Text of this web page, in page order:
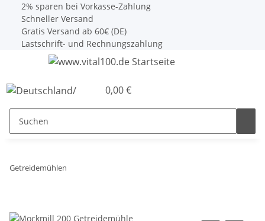
2% sparen bei Vorkasse-Zahlung
Schneller Versand
Gratis Versand ab 60€ (DE)
Lastschrift- und Rechnungszahlung
0,00 €
Getreidemühlen